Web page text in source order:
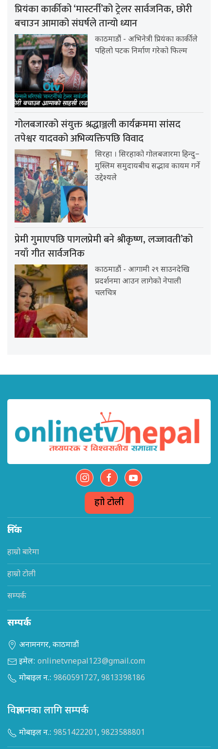
प्रियंका कार्कीको ‘मास्टर्नी’को ट्रेलर सार्वजनिक, छोरी
बचाउन आमाको संघर्षले तान्यो ध्यान
काठमाडौं - अभिनेत्री प्रियंका कार्कीले
पहिलो पटक निर्माण गरेको फिल्म
गोलबजारको संयुक्त श्रद्धाञ्जली कार्यक्रममा सांसद
तपेश्वर यादवको अभिव्यक्तिपछि विवाद
सिरहा । सिरहाको गोलबजारमा हिन्दु–
मुस्लिम समुदायबीच सद्भाव कायम गर्ने
उद्देश्यले
प्रेमी गुमाएपछि पागलप्रेमी बने श्रीकृष्ण, लज्जावती’को
नयाँ गीत सार्वजनिक
काठमाडौं - आगामी २९ साउनदेखि
प्रदर्शनमा आउन लागेको नेपाली
चलचित्र
हाम्रो टोली
लिंक
हाम्रो बारेमा
हाम्रो टोली
सम्पर्क
सम्पर्क
अनामनगर, काठमाडौं
इमेल: onlinetvnepal123@gmail.com
मोबाइल न.: 9860591727, 9813398186
विज्ञापनका लागि सम्पर्क
मोबाइल न.: 9851422201, 9823588801